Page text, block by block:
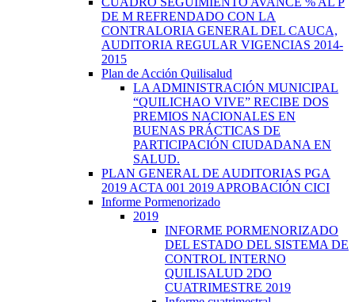
DE M REFRENDADO CON LA
CONTRALORIA GENERAL DEL CAUCA,
AUDITORIA REGULAR VIGENCIAS 2014-
2015
Plan de Acción Quilisalud
LA ADMINISTRACIÓN MUNICIPAL
“QUILICHAO VIVE” RECIBE DOS
PREMIOS NACIONALES EN
BUENAS PRÁCTICAS DE
PARTICIPACIÓN CIUDADANA EN
SALUD.
PLAN GENERAL DE AUDITORIAS PGA
2019 ACTA 001 2019 APROBACIÓN CICI
Informe Pormenorizado
2019
INFORME PORMENORIZADO
DEL ESTADO DEL SISTEMA DE
CONTROL INTERNO
QUILISALUD 2DO
CUATRIMESTRE 2019